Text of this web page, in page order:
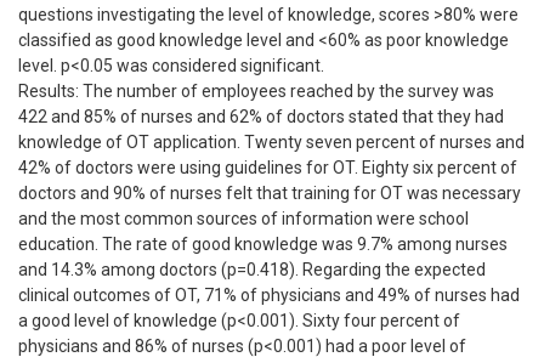
questions investigating the level of knowledge, scores >80% were
classified as good knowledge level and <60% as poor knowledge
level. p<0.05 was considered significant.
Results: The number of employees reached by the survey was
422 and 85% of nurses and 62% of doctors stated that they had
knowledge of OT application. Twenty seven percent of nurses and
42% of doctors were using guidelines for OT. Eighty six percent of
doctors and 90% of nurses felt that training for OT was necessary
and the most common sources of information were school
education. The rate of good knowledge was 9.7% among nurses
and 14.3% among doctors (p=0.418). Regarding the expected
clinical outcomes of OT, 71% of physicians and 49% of nurses had
a good level of knowledge (p<0.001). Sixty four percent of
physicians and 86% of nurses (p<0.001) had a poor level of